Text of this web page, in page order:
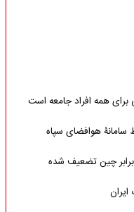
همه افراد جامعه است
هوافضای سپاه
برابر چین تضعیف شده